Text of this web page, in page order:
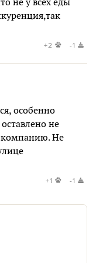
не у всех еды
+2 -1
особенно
не
компанию. Не
+1 -1